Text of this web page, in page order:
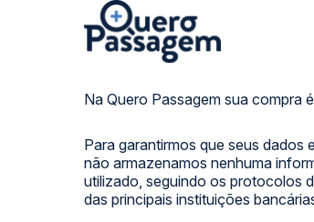
Na Quero Passagem sua compra
Para garantirmos que seus dados
não armazenamos nenhuma
utilizado, seguindo os protocolos
das principais instituições